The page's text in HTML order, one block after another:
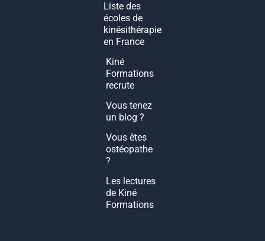
Liste des
écoles de
kinésithérapie
en France
Kiné
Formations
recrute
Vous tenez
un blog ?
Vous êtes
ostéopathe
?
Les lectures
de Kiné
Formations